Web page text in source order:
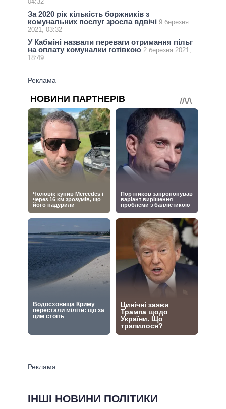
За 2020 рік кількість боржників з
комунальних послуг зросла вдвічі 9 березня
2021, 03:32
У Кабміні назвали переваги отримання пільг
на оплату комуналки готівкою 2 березня 2021,
18:49
ІНШІ НОВИНИ ПОЛІТИКИ